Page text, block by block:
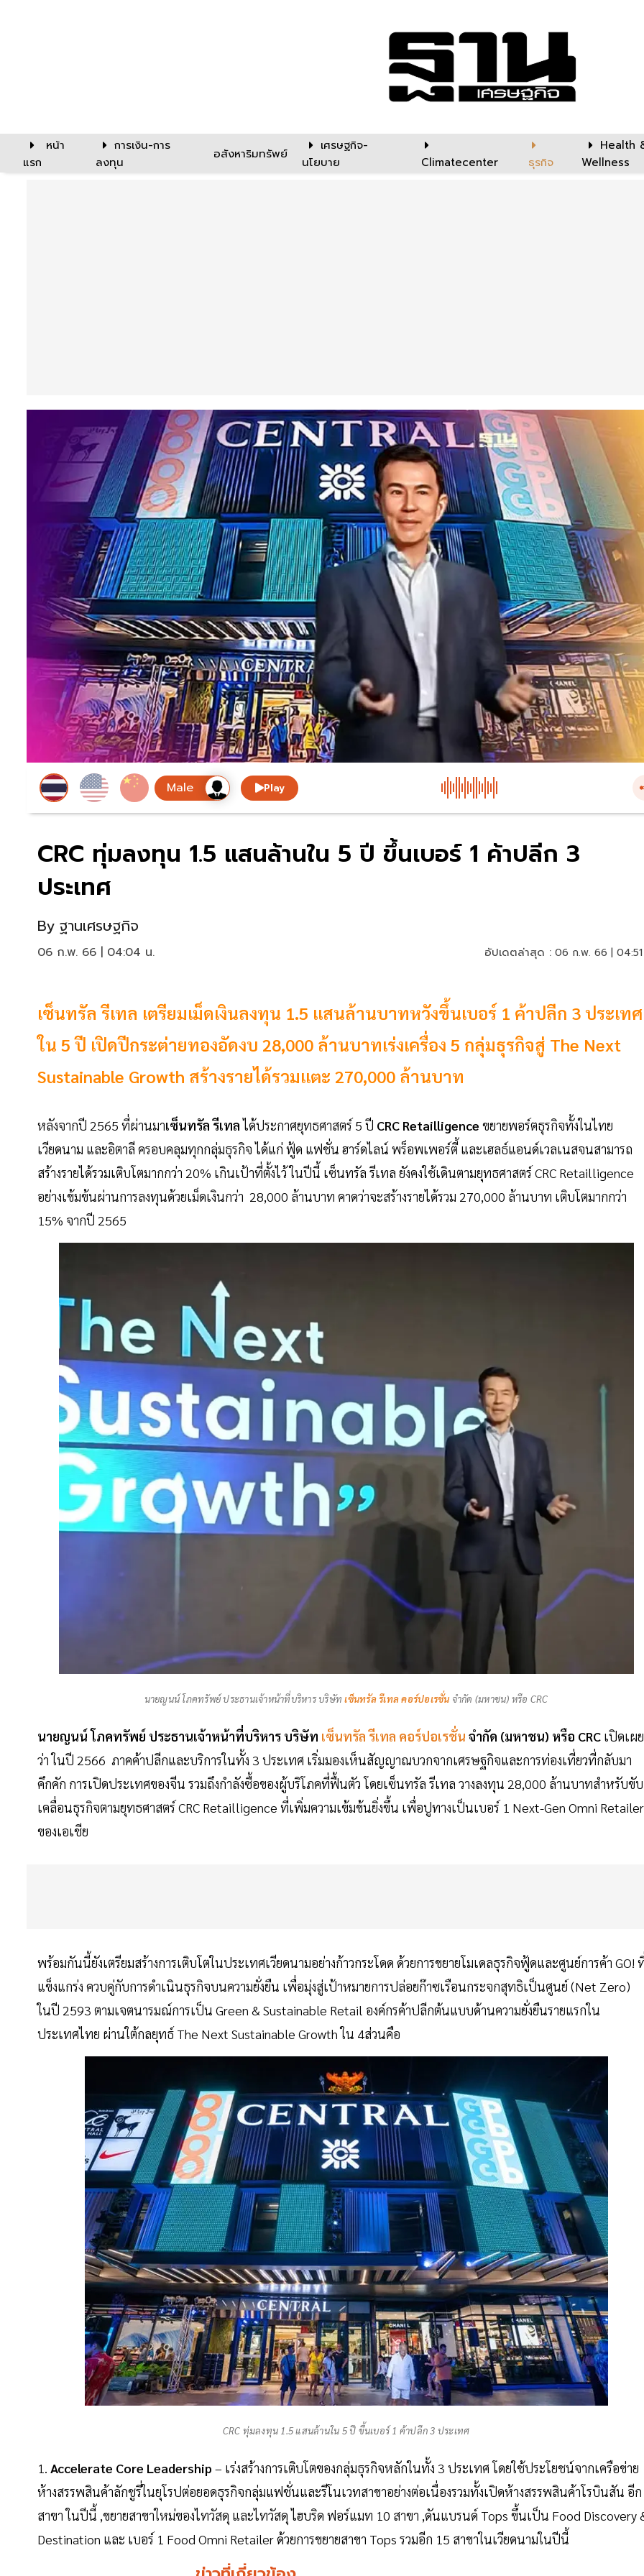
หน้า
แรก
การเงิน-การ
ลงทุน
อสังหาริมทรัพย์
เศรษฐกิจ-
นโยบาย
Climatecenter ธุรกิจ
Health
Wellness
Play
CRC ทุ่มลงทุน 1.5 แสนล้านใน 5 ปี ขึ้นเบอร์ 1 ค้าปลีก 3
ประเทศ
By ฐานเศรษฐกิจ
06 ก.พ. 66 | 04:04 น. อัปเดตล่าสุด : 06 ก.พ. 66 |
เซ็นทรัล รีเทล เตรียมเม็ดเงินลงทุน 1.5 แสนล้านบาทหวังขึ้นเบอร์ 1 ค้าปลีก 3 ประเทศ
ใน 5 ปี เปิดปีกระต่ายทองอัดงบ 28,000 ล้านบาทเร่งเครื่อง 5 กลุ่มธุรกิจสู่ The Next
Sustainable Growth สร้างรายได้รวมแตะ 270,000 ล้านบาท
หลังจากปี 2565 ที่ผ่านมาเซ็นทรัล รีเทลได้ประกาศยุทธศาสตร์ 5 ปี CRC Retailligence ขยายพอร์ตธุรกิจทั้งในไทย
เวียดนาม และอิตาลี ครอบคลุมทุกกลุ่มธุรกิจ ได้แก่ ฟู้ด แฟชั่น ฮาร์ดไลน์ พร็อพเพอร์ตี้ และเฮลธ์แอนด์เวลเนสจนสามารถ
สร้างรายได้รวมเติบโตมากกว่า 20% เกินเป้าที่ตั้งไว้ ในปีนี้ เซ็นทรัล รีเทล ยังคงใช้เดินตามยุทธศาสตร์ CRC Retailligence
อย่างเข้มข้นผ่านการลงทุนด้วยเม็ดเงินกว่า 28,000 ล้านบาท คาดว่าจะสร้างรายได้รวม 270,000 ล้านบาท เติบโตมากกว่า
15% จากปี 2565
นายญนน์ โภคทรัพย์ ประธานเจ้าหน้าที่บริหาร บริษัท เซ็นทรัล รีเทล คอร์ปอเรชั่น จำกัด (มหาชน) หรือ CRC
นายญนน์ โภคทรัพย์ ประธานเจ้าหน้าที่บริหาร บริษัท เซ็นทรัล รีเทล คอร์ปอเรชั่น จำกัด (มหาชน) หรือ CRC เปิดเผย
ว่า ในปี 2566 ภาคค้าปลีกและบริการในทั้ง 3 ประเทศ เริ่มมองเห็นสัญญาณบวกจากเศรษฐกิจและการท่องเที่ยวที่กลับมา
คึกคัก การเปิดประเทศของจีน รวมถึงกำลังซื้อของผู้บริโภคที่ฟื้นตัว โดยเซ็นทรัล รีเทล วางลงทุน 28,000 ล้านบาทสำหรับขับ
เคลื่อนธุรกิจตามยุทธศาสตร์ CRC Retailligence ที่เพิ่มความเข้มข้นยิ่งขึ้น เพื่อปูทางเป็นเบอร์ 1 Next-Gen Omni Retailer
ของเอเชีย
พร้อมกันนี้ยังเตรียมสร้างการเติบโตในประเทศเวียดนามอย่างก้าวกระโดด ด้วยการขยายโมเดลธุรกิจฟู้ดและศูนย์การค้า GO!
แข็งแกร่ง ควบคู่กับการดำเนินธุรกิจบนความยั่งยืน เพื่อมุ่งสู่เป้าหมายการปล่อยก๊าซเรือนกระจกสุทธิเป็นศูนย์ (Net Zero)
ในปี 2593 ตามเจตนารมณ์การเป็น Green & Sustainable Retail องค์กรค้าปลีกต้นแบบด้านความยั่งยืนรายแรกใน
ประเทศไทย ผ่านใต้กลยุทธ์ The Next Sustainable Growth ใน 4ส่วนคือ
CRC ทุ่มลงทุน 1.5 แสนล้านใน 5 ปี ขึ้นเบอร์ 1 ค้าปลีก 3 ประเทศ
1. Accelerate Core Leadership – เร่งสร้างการเติบโตของกลุ่มธุรกิจหลักในทั้ง 3 ประเทศ โดยใช้ประโยชน์จากเครือข่าย
ห้างสรรพสินค้าลักชูรี่ในยุโรปต่อยอดธุรกิจกลุ่มแฟชั่นและรีโนเวทสาขาอย่างต่อเนื่องรวมทั้งเปิดห้างสรรพสินค้าโรบินสัน อี
สาขา ในปีนี้ ,ขยายสาขาใหม่ของไทวัสดุ และไทวัสดุ ไฮบริด ฟอร์แมท 10 สาขา ,ดันแบรนด์ Tops ขึ้นเป็น Food Discovery
Destination และ เบอร์ 1 Food Omni Retailer ด้วยการขยายสาขา Tops รวมอีก 15 สาขาในเวียดนามในปีนี้